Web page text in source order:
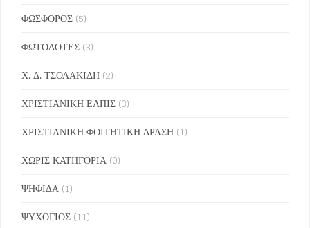
ΦΩΣΦΟΡΟΣ (5)
ΦΩΤΟΔΟΤΕΣ (3)
Χ. Δ. ΤΣΟΛΑΚΙΔΗ (2)
ΧΡΙΣΤΙΑΝΙΚΗ ΕΛΠΙΣ (3)
ΧΡΙΣΤΙΑΝΙΚΗ ΦΟΙΤΗΤΙΚΗ ΔΡΑΣΗ (1)
ΧΩΡΙΣ ΚΑΤΗΓΟΡΙΑ (0)
ΨΗΦΙΔΑ (1)
ΨΥΧΟΓΙΟΣ (11)